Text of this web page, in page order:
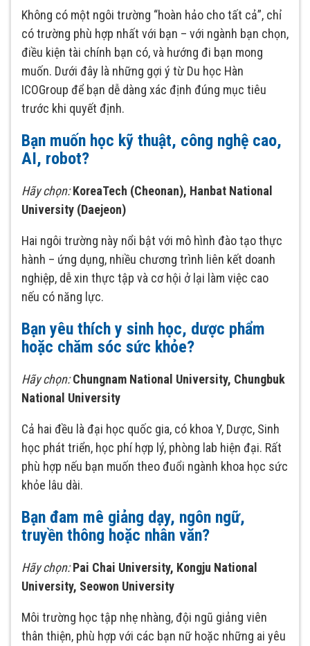
Không có một ngôi trường “hoàn hảo cho tất cả”, chỉ
có trường phù hợp nhất với bạn – với ngành bạn chọn,
điều kiện tài chính bạn có, và hướng đi bạn mong
muốn. Dưới đây là những gợi ý từ Du học Hàn
ICOGroup để bạn dễ dàng xác định đúng mục tiêu
trước khi quyết định.
Bạn muốn học kỹ thuật, công nghệ cao,
AI, robot?
Hãy chọn: KoreaTech (Cheonan), Hanbat National
University (Daejeon)
Hai ngôi trường này nổi bật với mô hình đào tạo thực
hành – ứng dụng, nhiều chương trình liên kết doanh
nghiệp, dễ xin thực tập và cơ hội ở lại làm việc cao
nếu có năng lực.
Bạn yêu thích y sinh học, dược phẩm
hoặc chăm sóc sức khỏe?
Hãy chọn: Chungnam National University, Chungbuk
National University
Cả hai đều là đại học quốc gia, có khoa Y, Dược, Sinh
học phát triển, học phí hợp lý, phòng lab hiện đại. Rất
phù hợp nếu bạn muốn theo đuổi ngành khoa học sức
khỏe lâu dài.
Bạn đam mê giảng dạy, ngôn ngữ,
truyền thông hoặc nhân văn?
Hãy chọn: Pai Chai University, Kongju National
University, Seowon University
Môi trường học tập nhẹ nhàng, đội ngũ giảng viên
thân thiện, phù hợp với các bạn nữ hoặc những ai yêu